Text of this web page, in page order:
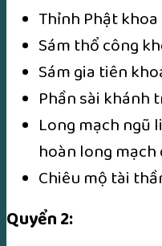
Thỉnh Phật khoa
Sám thổ công
Sám gia tiên
Phần sài khánh
Long mạch ngũ
hoàn long mạch
Chiêu mộ tài
Quyển 2: